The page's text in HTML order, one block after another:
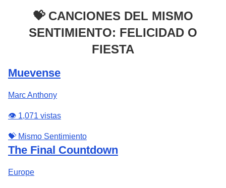
💝 CANCIONES DEL MISMO
SENTIMIENTO: FELICIDAD O
FIESTA
Muevense
Marc Anthony
👁️ 1,071 vistas
💝 Mismo Sentimiento
The Final Countdown
Europe